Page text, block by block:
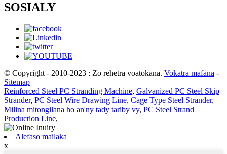
SOSIALY
© Copyright - 2010-2023 : Zo rehetra voatokana. Vokatra mafana -
Sitemap
Reinforced Steel PC Stranding Machine, Galvanized PC Steel Skip
Strander, PC Steel Wire Drawing Line, Cage Type Steel Strander,
Milina mitongilana ho an'ny tady tariby vy, PC Steel Strand
Production Line,
Alefaso mailaka
x